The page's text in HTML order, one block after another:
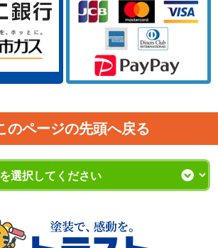
のページの先頭へ戻る